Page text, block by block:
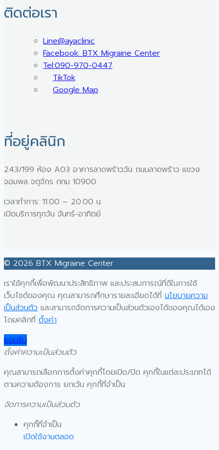
ติดต่อเรา
Line@ayaclinic
Facebook: BTX Migraine Center
Tel:090-970-0447
TikTok
Google Map
ที่อยู่คลินิก
243/199 ห้อง A03 อาคารลาดพร้าววัน ถนนลาดพร้าว แขวง
จอมพล จตุจักร กทม 10900
เวลาทำการ: 11.00 – 20.00 น.
เปิดบริการทุกวัน จันทร์-อาทิตย์
© 2026 BTX Migraine Center
เราใช้คุกกี้เพื่อพัฒนาประสิทธิภาพ และประสบการณ์ที่ดีในการใช้
เว็บไซต์ของคุณ คุณสามารถศึกษารายละเอียดได้ที่ นโยบายความ
เป็นส่วนตัว และสามารถจัดการความเป็นส่วนตัวเองได้ของคุณได้เอง
โดยคลิกที่ ตั้งค่า
ยอมรับ
ตั้งค่าความเป็นส่วนตัว
คุณสามารถเลือกการตั้งค่าคุกกี้โดยเปิด/ปิด คุกกี้ในแต่ละประเภทได้
ตามความต้องการ ยกเว้น คุกกี้ที่จำเป็น
จัดการความเป็นส่วนตัว
คุกกี้ที่จำเป็น
เปิดใช้งานตลอด